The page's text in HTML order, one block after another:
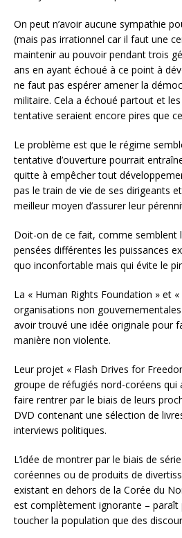
On peut n’avoir aucune sympathie
(mais pas irrationnel car il faut une
maintenir au pouvoir pendant trois
ans en ayant échoué à ce point à
ne faut pas espérer amener la
militaire. Cela a échoué partout et les
tentative seraient encore pires que
Le problème est que le régime
tentative d’ouverture pourrait
quitte à empêcher tout
pas le train de vie de ses dirigeants
meilleur moyen d’assurer leur
Doit-on de ce fait, comme semblent
pensées différentes les puissances
quo inconfortable mais qui évite le
La « Human Rights Foundation » et
organisations non
avoir trouvé une idée originale pour
manière non violente.
Leur projet « Flash Drives for
groupe de réfugiés nord-coréens qui
faire rentrer par le biais de leurs
DVD contenant une sélection de
interviews politiques.
L’idée de montrer par le biais de
coréennes ou de produits de
existant en dehors de la Corée du
est complètement ignorante – paraît
toucher la population que des